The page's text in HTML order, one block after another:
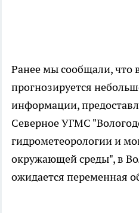
Ранее мы сообщали, что
прогнозируется
информации,
Северное УГМС
гидрометеорологии и
окружающей среды", в
ожидается переменная